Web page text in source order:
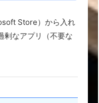
Store）から入れ
剰なアプリ（不要な